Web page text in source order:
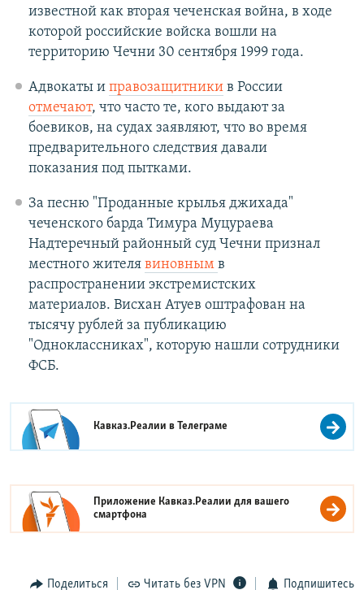
известной как вторая чеченская война, в ходе
которой российские войска вошли на
территорию Чечни 30 сентября 1999 года.
Адвокаты и правозащитникив России
отмечают, что часто те, кого выдают за
боевиков, на судах заявляют, что во время
предварительного следствия давали
показания под пытками.
За песню "Проданные крылья джихада"
чеченского барда Тимура Муцураева
Надтеречный районный суд Чечни признал
местного жителя виновным в
распространении экстремистских
материалов. Висхан Атуев оштрафован на
тысячу рублей за публикацию
"Одноклассниках", которую нашли сотрудники
ФСБ.
Кавказ.Реалии вТелеграме
Приложение Кавказ.Реалии для вашего
смартфона
Поделиться Читать без VPN Подпишитесь